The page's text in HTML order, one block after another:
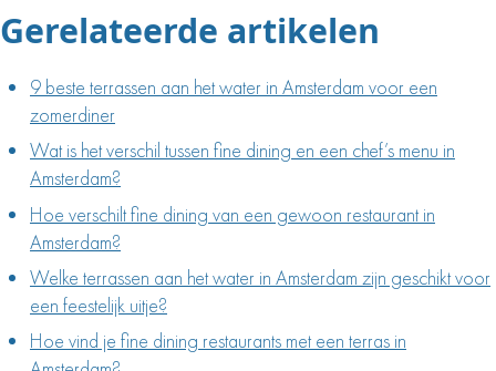
Gerelateerde artikelen
9 beste terrassen aan het water in Amsterdam voor een
zomerdiner
Wat is het verschil tussen fine dining en een chef’s menu in
Amsterdam?
Hoe verschilt fine dining van een gewoon restaurant in
Amsterdam?
Welke terrassen aan het water in Amsterdam zijn geschikt voor
een feestelijk uitje?
Hoe vind je fine dining restaurants met een terras in